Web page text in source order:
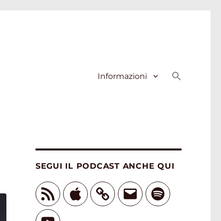
Informazioni
SEGUI IL PODCAST ANCHE QUI
Feed
RSS
Apple Email Spotify
YouTube